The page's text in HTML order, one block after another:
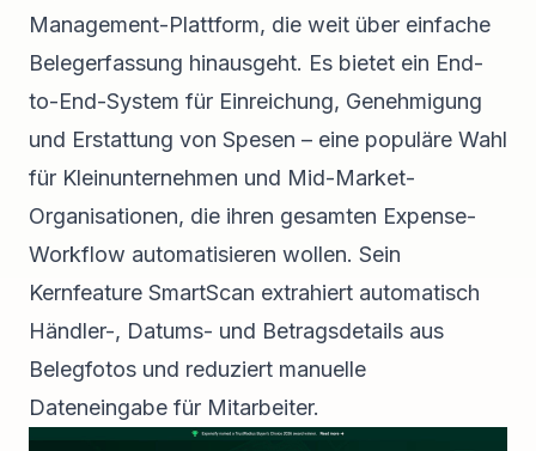
Management-Plattform, die weit über einfache
Belegerfassung hinausgeht. Es bietet ein End-
to-End-System für Einreichung, Genehmigung
und Erstattung von Spesen – eine populäre Wahl
für Kleinunternehmen und Mid-Market-
Organisationen, die ihren gesamten Expense-
Workflow automatisieren wollen. Sein
Kernfeature SmartScan extrahiert automatisch
Händler-, Datums- und Betragsdetails aus
Belegfotos und reduziert manuelle
Dateneingabe für Mitarbeiter.